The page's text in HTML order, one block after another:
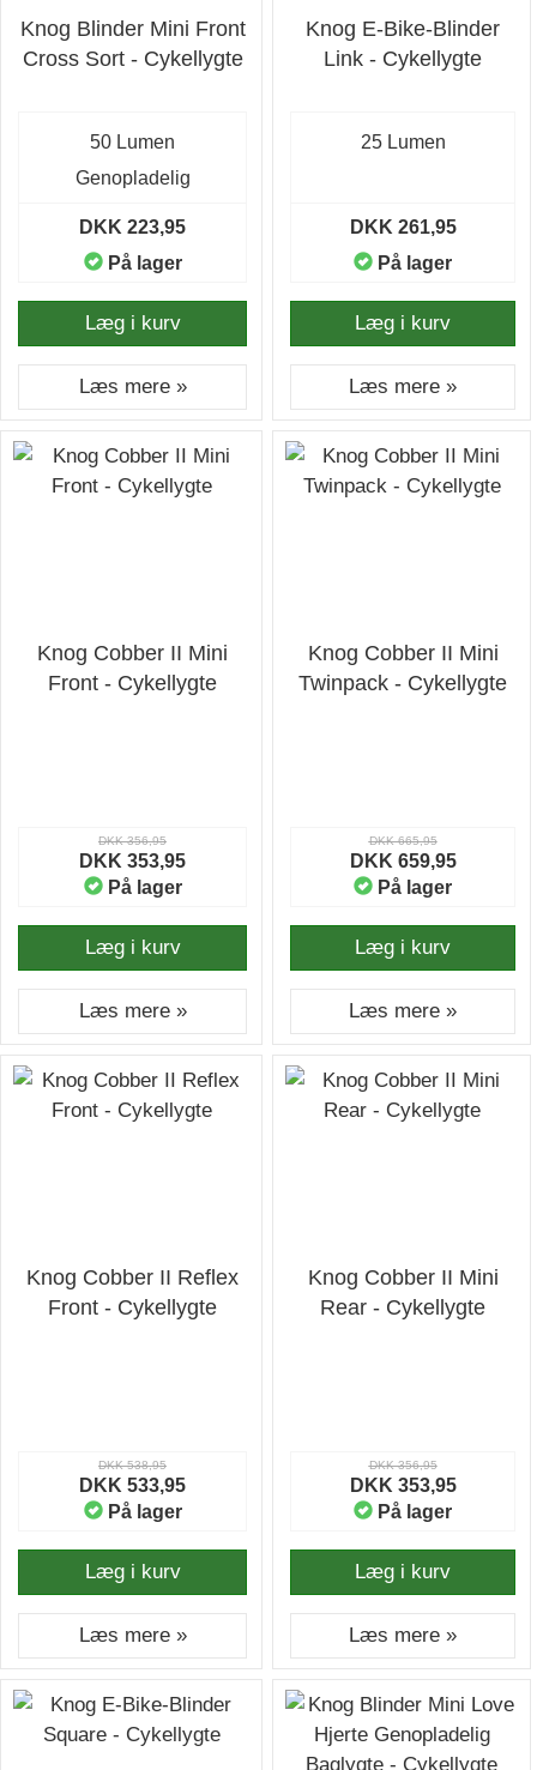
Knog Blinder Mini Front
Cross Sort - Cykellygte
50 Lumen
Genopladelig
DKK 223,95
På lager
Læg i kurv
Læs mere »
Knog E-Bike-Blinder
Link - Cykellygte
25 Lumen
DKK 261,95
På lager
Læg i kurv
Læs mere »
Knog Cobber II Mini
Front - Cykellygte
DKK 356,95
DKK 353,95
På lager
Læg i kurv
Læs mere »
Knog Cobber II Mini
Twinpack - Cykellygte
DKK 665,95
DKK 659,95
På lager
Læg i kurv
Læs mere »
Knog Cobber II Reflex
Front - Cykellygte
DKK 538,95
DKK 533,95
På lager
Læg i kurv
Læs mere »
Knog Cobber II Mini
Rear - Cykellygte
DKK 356,95
DKK 353,95
På lager
Læg i kurv
Læs mere »